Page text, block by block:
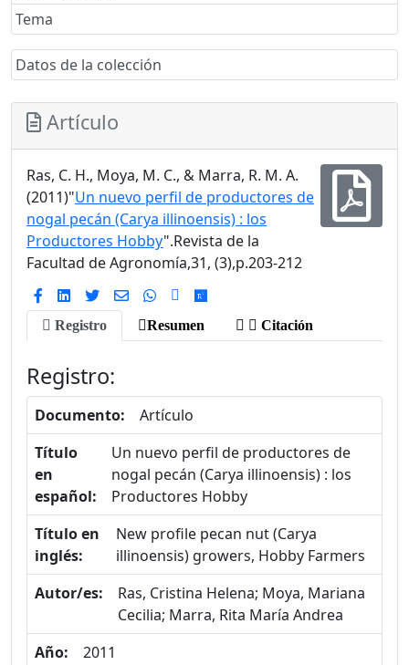
Tema
Datos de la colección
Artículo
Ras, C. H., Moya, M. C., & Marra, R. M. A.
(2011)"Un nuevo perfil de productores de
nogal pecán (Carya illinoensis) : los
Productores Hobby".Revista de la
Facultad de Agronomía,31, (3),p.203-212
Registro Resumen Citación
Registro:
Documento:
Artículo
Título
en
español:
Un nuevo perfil de productores de
nogal pecán (Carya illinoensis) : los
Productores Hobby
Título en
inglés:
New profile pecan nut (Carya
illinoensis) growers, Hobby Farmers
Autor/es:
Ras, Cristina Helena; Moya, Mariana
Cecilia; Marra, Rita María Andrea
Año:
2011